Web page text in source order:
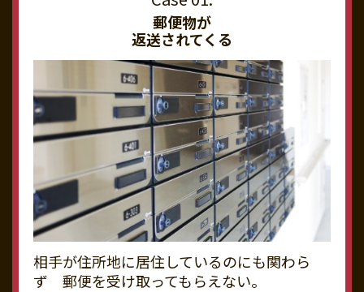
郵便物が
返送されてくる
相手が住所地に居住しているのにも関わら
ず 郵便を受け取ってもらえない。